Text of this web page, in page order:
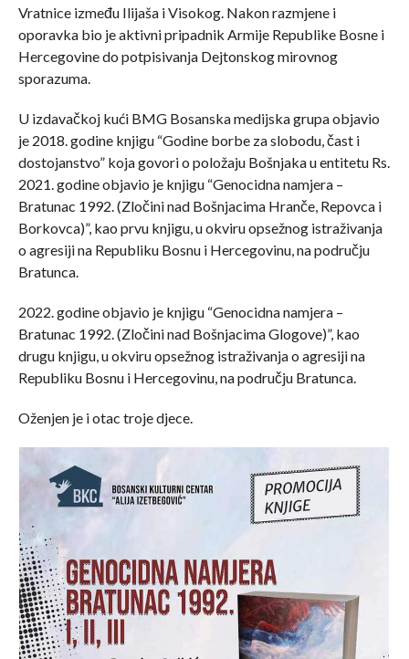
Vratnice između Ilijaša i Visokog. Nakon razmjene i
oporavka bio je aktivni pripadnik Armije Republike Bosne i
Hercegovine do potpisivanja Dejtonskog mirovnog
sporazuma.
U izdavačkoj kući BMG Bosanska medijska grupa objavio
je 2018. godine knjigu “Godine borbe za slobodu, čast i
dostojanstvo” koja govori o položaju Bošnjaka u entitetu Rs.
2021. godine objavio je knjigu “Genocidna namjera –
Bratunac 1992. (Zločini nad Bošnjacima Hranče, Repovca i
Borkovca)”, kao prvu knjigu, u okviru opsežnog istraživanja
o agresiji na Republiku Bosnu i Hercegovinu, na području
Bratunca.
2022. godine objavio je knjigu “Genocidna namjera –
Bratunac 1992. (Zločini nad Bošnjacima Glogove)”, kao
drugu knjigu, u okviru opsežnog istraživanja o agresiji na
Republiku Bosnu i Hercegovinu, na području Bratunca.
Oženjen je i otac troje djece.